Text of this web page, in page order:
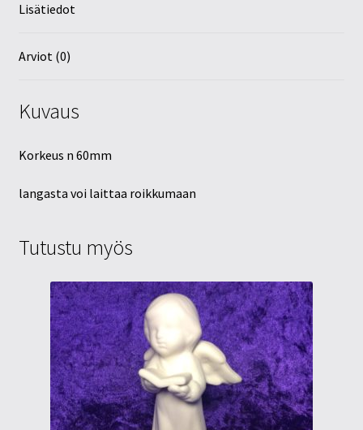
Lisätiedot
Arviot (0)
Kuvaus
Korkeus n 60mm
langasta voi laittaa roikkumaan
Tutustu myös